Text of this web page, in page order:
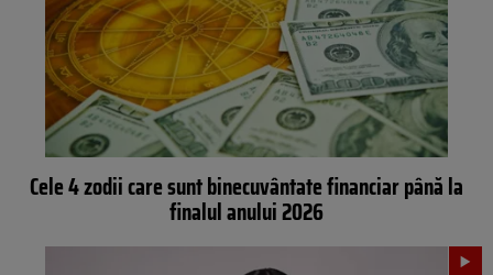
Cele 4 zodii care sunt binecuvântate financiar până la
finalul anului 2026